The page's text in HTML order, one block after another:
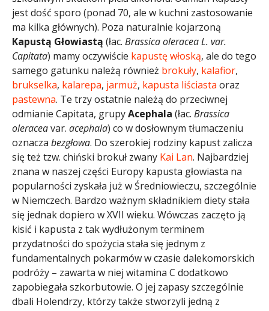
jest dość sporo (ponad 70, ale w kuchni zastosowanie
ma kilka głównych). Poza naturalnie kojarzoną
Kapustą Głowiastą (łac. Brassica oleracea L. var.
Capitata) mamy oczywiście kapustę włoską, ale do tego
samego gatunku należą również brokuły, kalafior,
brukselka, kalarepa, jarmuż, kapusta liściasta oraz
pastewna. Te trzy ostatnie należą do przeciwnej
odmianie Capitata, grupyAcephala (łac. Brassica
oleraceavar. acephala) co w dosłownym tłumaczeniu
oznacza bezgłowa. Do szerokiej rodziny kapust zalicza
się też tzw. chiński brokuł zwany Kai Lan. Najbardziej
znana w naszej części Europy kapusta głowiasta na
popularności zyskała już w Średniowieczu, szczególnie
w Niemczech. Bardzo ważnym składnikiem diety stała
się jednak dopiero w XVII wieku. Wówczas zaczęto ją
kisić i kapusta z tak wydłużonym terminem
przydatności do spożycia stała się jednym z
fundamentalnych pokarmów w czasie dalekomorskich
podróży – zawarta w niej witamina C dodatkowo
zapobiegała szkorbutowie. O jej zapasy szczególnie
dbali Holendrzy, którzy także stworzyli jedną z